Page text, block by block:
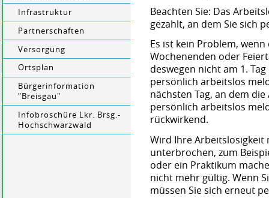
Infrastruktur
Partnerschaften
Versorgung
Ortsplan
Bürgerinformation
"Breisgau"
Infobroschüre Lkr. Brsg.-
Hochschwarzwald
Beachten Sie: Das
gezahlt, an dem Sie sich
Es ist kein Problem,
Wochenenden oder
deswegen nicht am 1.
persönlich arbeitslos
nächsten Tag, an dem
persönlich arbeitslos
rückwirkend.
Wird Ihre Arbeitslosigkeit
unterbrochen, zum
oder ein Praktikum
nicht mehr gültig. Wenn
müssen Sie sich erneut